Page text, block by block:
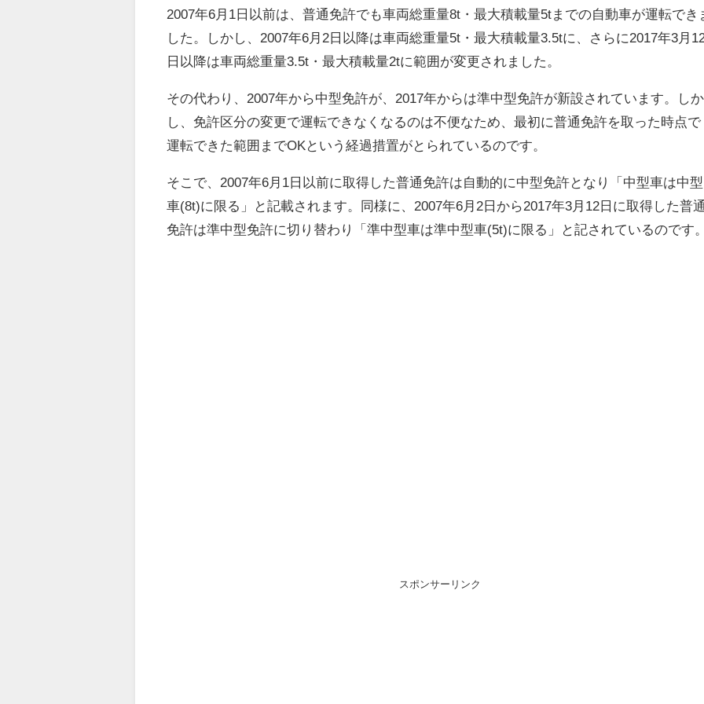
2007年6月1日以前は、普通免許でも車両総重量8t・最大積載量5tまでの自動車が運転でき
した。しかし、2007年6月2日以降は車両総重量5t・最大積載量3.5tに、さらに2017年3月
日以降は車両総重量3.5t・最大積載量2tに範囲が変更されました。
その代わり、2007年から中型免許が、2017年からは準中型免許が新設されています。しか
し、免許区分の変更で運転できなくなるのは不便なため、最初に普通免許を取った時点で
運転できた範囲までOKという経過措置がとられているのです。
そこで、2007年6月1日以前に取得した普通免許は自動的に中型免許となり「中型車は中型
車(8t)に限る」と記載されます。同様に、2007年6月2日から2017年3月12日に取得した普通
免許は準中型免許に切り替わり「準中型車は準中型車(5t)に限る」と記されているのです。
スポンサーリンク